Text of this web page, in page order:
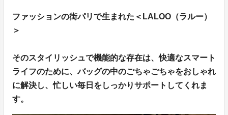
ファッションの街パリで生まれた＜LALOO（ラルー）
＞
そのスタイリッシュで機能的な存在は、快適なスマート
ライフのために、バッグの中のごちゃごちゃをおしゃれ
に解決し、忙しい毎日をしっかりサポートしてくれま
す。